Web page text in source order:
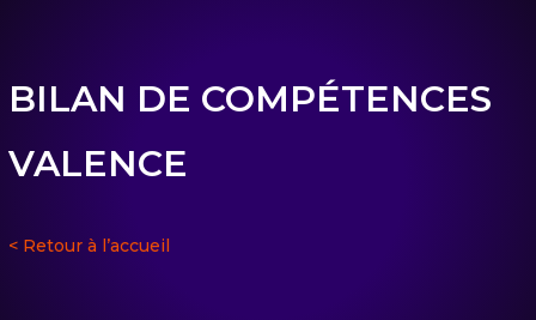
BILAN DE COMPÉTENCES
VALENCE
< Retour à l’accueil